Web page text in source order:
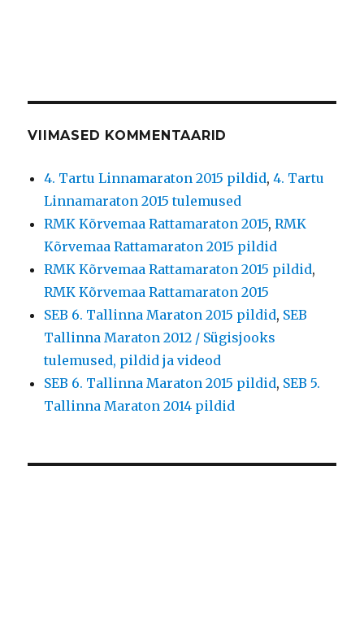
VIIMASED KOMMENTAARID
4. Tartu Linnamaraton 2015 pildid,4. Tartu
Linnamaraton 2015 tulemused
RMK Kõrvemaa Rattamaraton 2015,RMK
Kõrvemaa Rattamaraton 2015 pildid
RMK Kõrvemaa Rattamaraton 2015 pildid,
RMK Kõrvemaa Rattamaraton 2015
SEB 6. Tallinna Maraton 2015 pildid, SEB
Tallinna Maraton 2012 / Sügisjooks
tulemused, pildid ja videod
SEB 6. Tallinna Maraton 2015 pildid, SEB 5.
Tallinna Maraton 2014 pildid